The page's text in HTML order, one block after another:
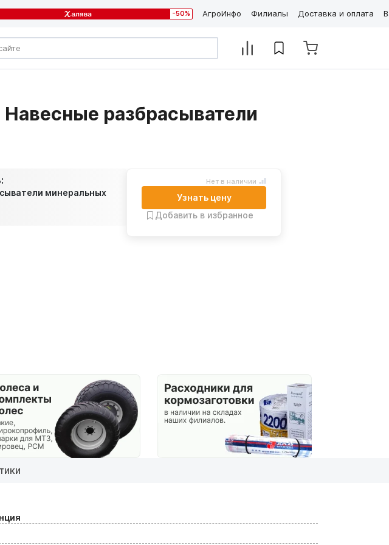
-50% АгроИнфо Филиалы Доставка и оплата
Навесные разбрасыватели
минеральных
Нет в наличии
Узнать цену
Добавить в избранное